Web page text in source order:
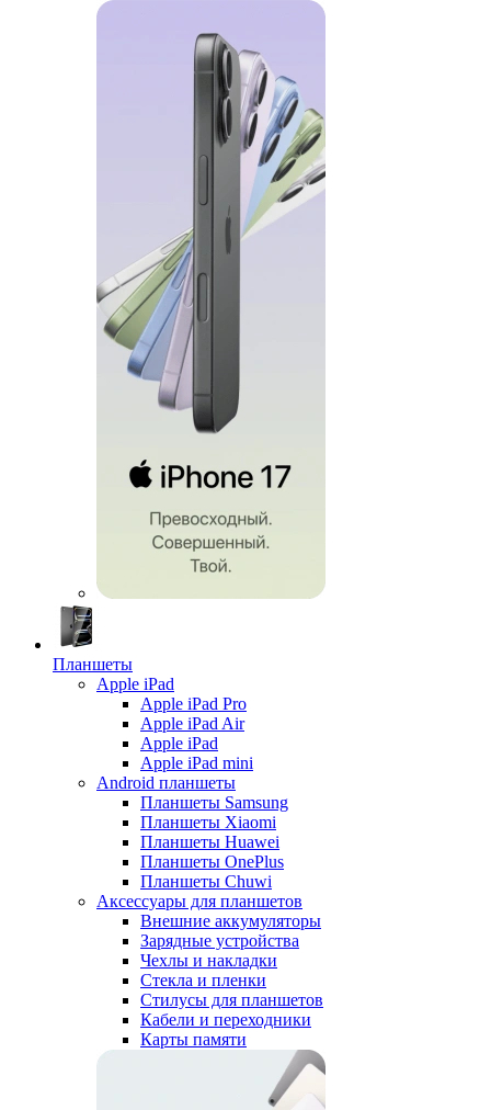
Планшеты
Apple iPad
Apple iPad Pro
Apple iPad Air
Apple iPad
Apple iPad mini
Android планшеты
Планшеты Samsung
Планшеты Xiaomi
Планшеты Huawei
Планшеты OnePlus
Планшеты Chuwi
Аксессуары для планшетов
Внешние аккумуляторы
Зарядные устройства
Чехлы и накладки
Стекла и пленки
Стилусы для планшетов
Кабели и переходники
Карты памяти